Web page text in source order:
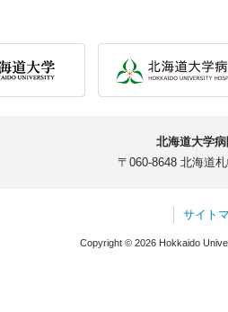
北海道大学
〒060-8648 北海道
サイト
Copyright © 2026 Hokkaido